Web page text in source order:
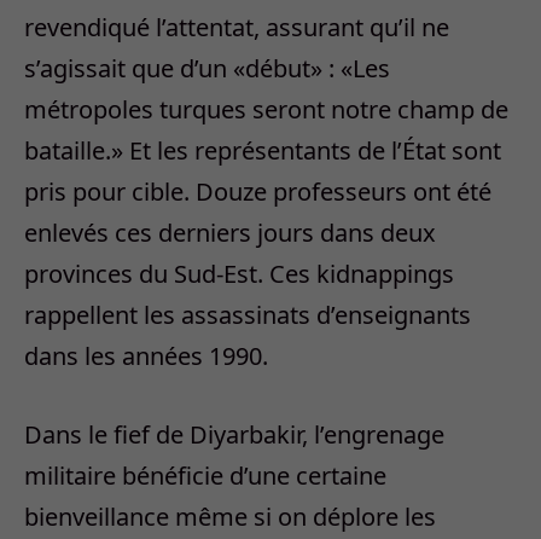
revendiqué l’attentat, assurant qu’il ne
s’agissait que d’un «début» : «Les
métropoles turques seront notre champ de
bataille.» Et les représentants de l’État sont
pris pour cible. Douze professeurs ont été
enlevés ces derniers jours dans deux
provinces du Sud-Est. Ces kidnappings
rappellent les assassinats d’enseignants
dans les années 1990.
Dans le fief de Diyarbakir, l’engrenage
militaire bénéficie d’une certaine
bienveillance même si on déplore les